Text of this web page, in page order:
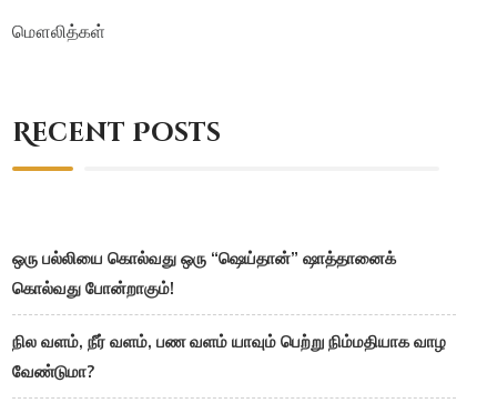
மௌலித்கள்
Recent Posts
ஒரு பல்லியை கொல்வது ஒரு “ஷெய்தான்” ஷாத்தானைக்
கொல்வது போன்றாகும்!
நில வளம், நீர் வளம், பண வளம் யாவும் பெற்று நிம்மதியாக வாழ
வேண்டுமா?